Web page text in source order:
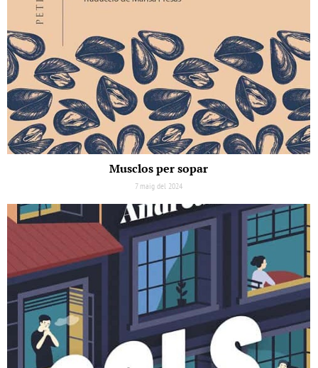
Musclos per sopar
7 maig del 2024